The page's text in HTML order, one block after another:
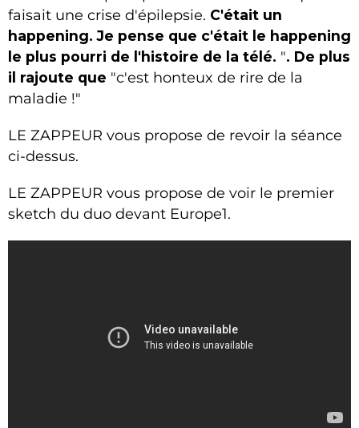
faisait une crise d'épilepsie. C'était un
happening. Je pense que c'était le happening
le plus pourri de l'histoire de la télé. ". De plus
il rajoute que "c'est honteux de rire de la
maladie !"
LE ZAPPEUR vous propose de revoir la séance
ci-dessus.
LE ZAPPEUR vous propose de voir le premier
sketch du duo devant Europe1.